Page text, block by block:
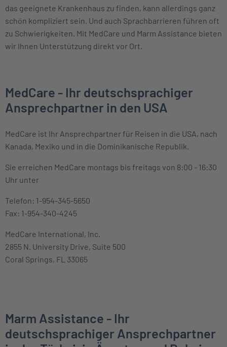
das geeignete Krankenhaus zu finden, kann allerdings ganz
schön kompliziert sein. Und auch Sprachbarrieren führen oft
zu Schwierigkeiten. Mit MedCare und Marm Assistance bieten
wir Ihnen Unterstützung direkt vor Ort.
MedCare - Ihr deutschsprachiger
Ansprechpartner in den USA
MedCare ist Ihr Ansprechpartner für Reisen in die USA, nach
Kanada, Mexiko und in die Dominikanische Republik.
Sie erreichen MedCare montags bis freitags von 8:00 - 16:30
Uhr unter
Telefon: 1-954-345-5650
Fax: 1-954-340-4245
MedCare International, Inc.
2855 N. University Drive, Suite 500
Coral Springs, FL 33065
Marm Assistance - Ihr
deutschsprachiger Ansprechpartner